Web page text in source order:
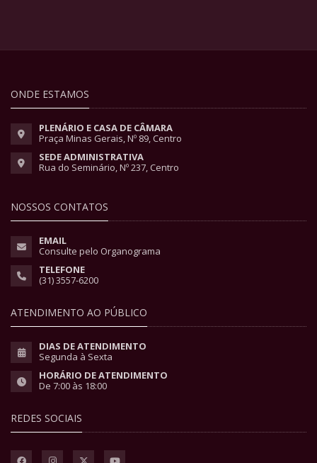
ONDE ESTAMOS
PLENÁRIO E CASA DE CÂMARA
Praça Minas Gerais, Nº 89, Centro
SEDE ADMINISTRATIVA
Rua do Seminário, Nº 237, Centro
NOSSOS CONTATOS
EMAIL
Consulte pelo Organograma
TELEFONE
(31) 3557-6200
ATENDIMENTO AO PÚBLICO
DIAS DE ATENDIMENTO
Segunda à Sexta
HORÁRIO DE ATENDIMENTO
De 7:00 às 18:00
REDES SOCIAIS